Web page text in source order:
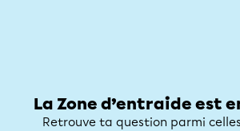
La Zone d’entraide est
Retrouve ta question parmi